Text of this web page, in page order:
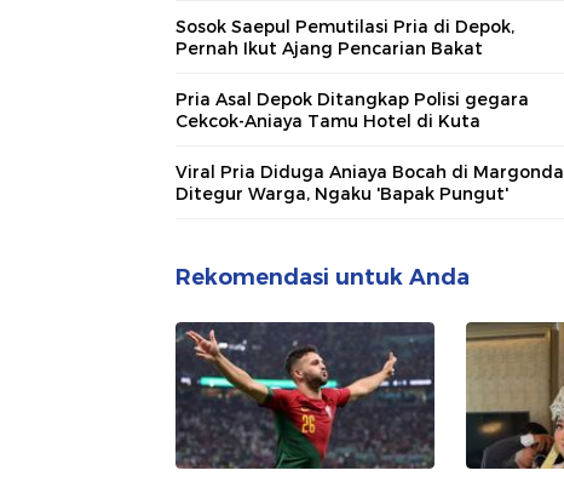
Sosok Saepul Pemutilasi Pria di Depok,
Pernah Ikut Ajang Pencarian Bakat
Pria Asal Depok Ditangkap Polisi gegara
Cekcok-Aniaya Tamu Hotel di Kuta
Viral Pria Diduga Aniaya Bocah di Margonda
Ditegur Warga, Ngaku 'Bapak Pungut'
Rekomendasi untuk Anda